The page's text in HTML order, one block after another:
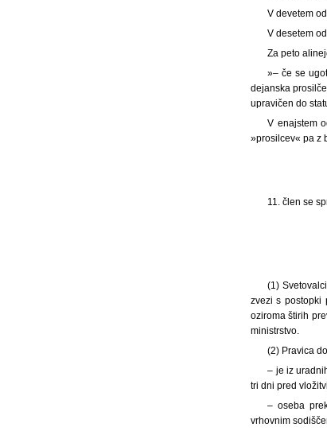
V devetem
V desetem
Za peto
»– če se
dejanska
upravičen do
V enajstem
»prosilcev« pa z
11. člen se
(1)
zvezi s postopki
oziroma štirih
ministrstvo.
(2) Pravica
– je iz
tri dni pred
– oseba
vrhovnim